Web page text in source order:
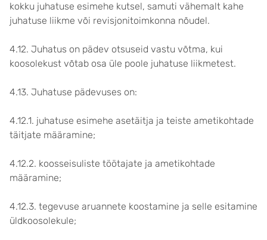
kokku juhatuse esimehe kutsel, samuti vähemalt kahe
juhatuse liikme või revisjonitoimkonna nõudel.
4.12. Juhatus on pädev otsuseid vastu võtma, kui
koosolekust võtab osa üle poole juhatuse liikmetest.
4.13. Juhatuse pädevuses on:
4.12.1. juhatuse esimehe asetäitja ja teiste ametikohtade
täitjate määramine;
4.12.2. koosseisuliste töötajate ja ametikohtade
määramine;
4.12.3. tegevuse aruannete koostamine ja selle esitamine
üldkoosolekule;